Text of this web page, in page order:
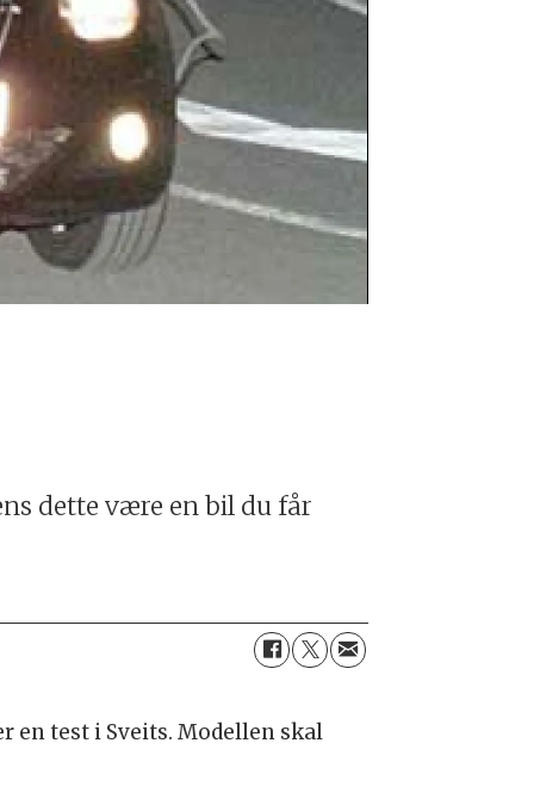
dette være en bil du får
en test i Sveits. Modellen skal